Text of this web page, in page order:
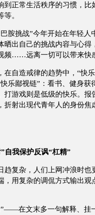
到正常生活秩序的习惯，比
。
胺挑战”今年开始在年轻人
晒出自己的挑战内容与心得
频……远离一切可以带来快
在自造戒律的趋势中，“快
乐鄙视链”：看书、健身获
打游戏则是低级的快乐。报
折射出现代青年人的身份焦
自我保护反讽“杠精”
趋复杂，人们上网冲浪时也
，用复杂的调侃方式输出观
”——在文末多一句解释、挂